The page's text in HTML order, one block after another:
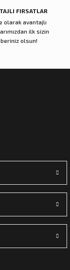
FIRSATLAR
olarak avantajlı
ilk sizin
olsun!